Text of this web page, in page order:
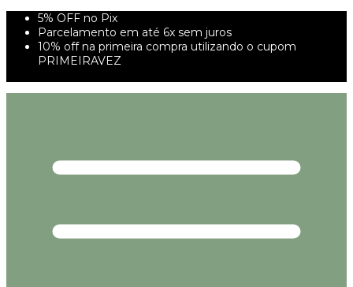
5% OFF no Pix
Parcelamento em até 6x sem juros
10% off na primeira compra utilizando o cupom
PRIMEIRAVEZ